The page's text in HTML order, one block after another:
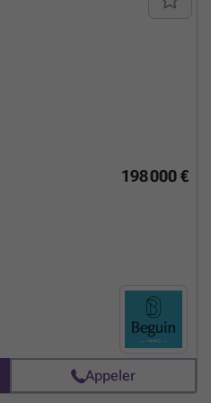
###
198 000 €
Appeler